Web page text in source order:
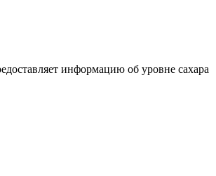
информацию об уровне сахара